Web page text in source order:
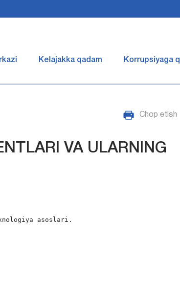
Kelajakka qadam Korrupsiyaga
Chop etish
VA ULARNING
asoslari.